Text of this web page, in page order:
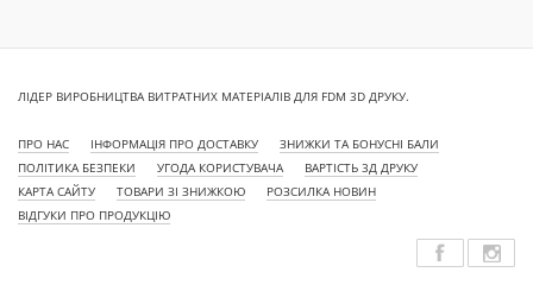
ЛІДЕР ВИРОБНИЦТВА ВИТРАТНИХ МАТЕРІАЛІВ ДЛЯ FDM 3D ДРУКУ.
ПРО НАС ІНФОРМАЦІЯ ПРО ДОСТАВКУ
ЗНИЖКИ ТА БОНУСНІ БАЛИ
ПОЛІТИКА БЕЗПЕКИ
УГОДА КОРИСТУВАЧА
ВАРТІСТЬ 3Д ДРУКУ
КАРТА САЙТУ
ТОВАРИ ЗІ ЗНИЖКОЮ
РОЗСИЛКА НОВИН
ВІДГУКИ ПРО ПРОДУКЦІЮ